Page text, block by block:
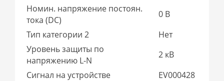
Номин. напряжение постоян.
тока (DC)
0 В
Тип категории 2
Нет
Уровень защиты по
напряжению L-N
2 кВ
Сигнал на устройстве
EV000428